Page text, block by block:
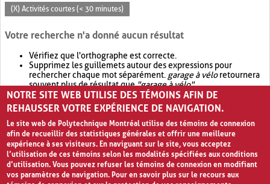
(X) Activités courtes (< 30 minutes)
Votre recherche n'a donné aucun résultat
Vérifiez que l'orthographe est correcte.
Supprimez les guillemets autour des expressions pour
rechercher chaque mot séparément. garage à véloretournera
souvent plus de résultat que"garage à vélo".
Envisagez d'élargir votre recherche avec OR.garage OR vélo
retournera souvent plus de résultat quegarage à vélo
NOTRE SITE WEB UTILISE DES TÉMOINS AFIN DE
REHAUSSER VOTRE EXPÉRIENCE DE NAVIGATION.
Le site web de Polytechnique Montréal utilise des témoins de connexion
afin de recueillir des statistiques générales et offrir une meilleure
expérience à ses visiteurs. En naviguant sur le site, vous acceptez
l’utilisation de ces témoins selon les modalités spécifiées aux conditions
d’utilisation. Vous pouvez refuser les témoins de connexion en modifiant
vos paramètres de navigation. Pour en savoir plus sur le recours aux